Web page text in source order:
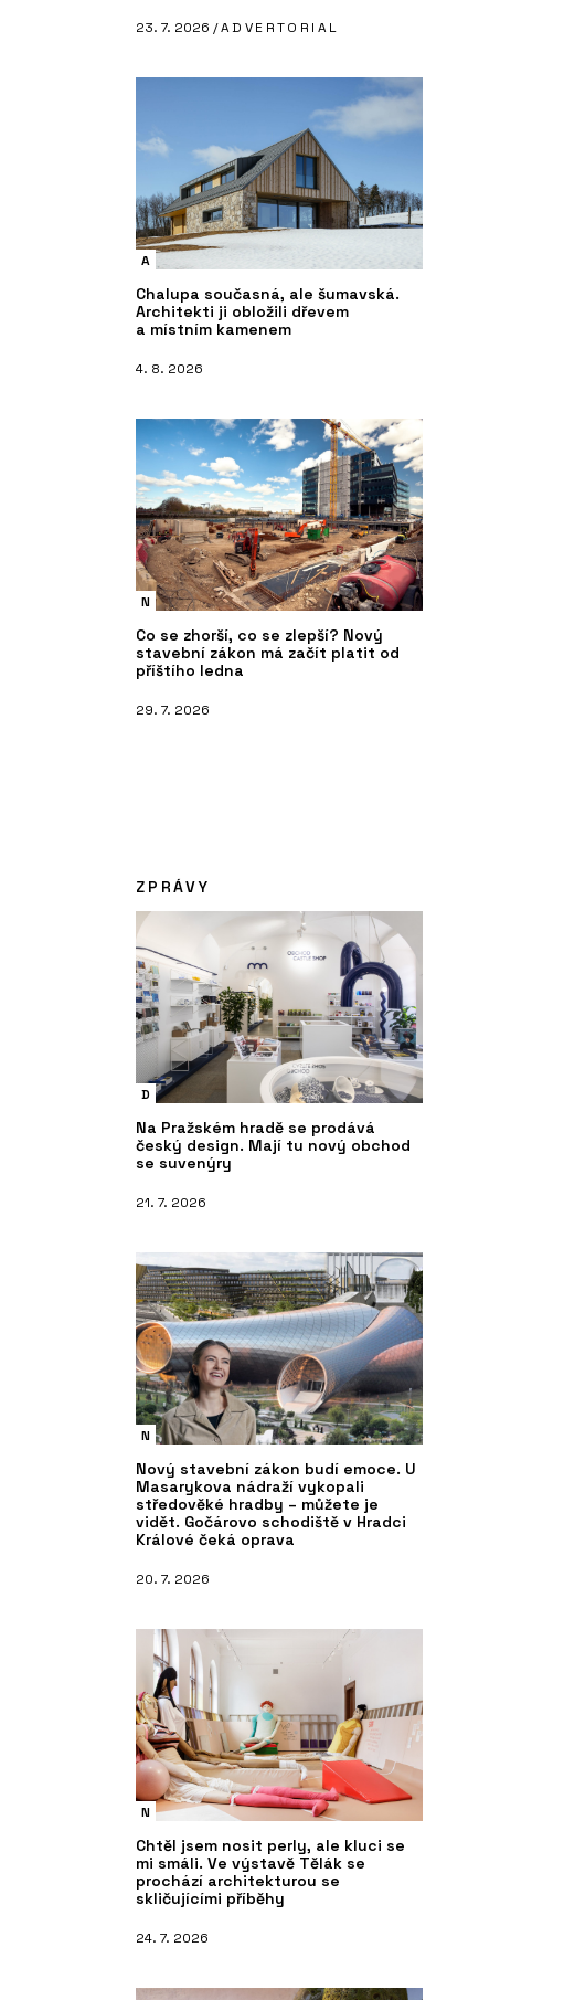
23. 7. 2026 /ADVERTORIAL
A
Chalupa současná, ale šumavská.
Architekti ji obložili dřevem
a místním kamenem
4. 8. 2026
N
Co se zhorší, co se zlepší? Nový
stavební zákon má začít platit od
příštího ledna
29. 7. 2026
ZPRÁVY
D
Na Pražském hradě se prodává
český design. Mají tu nový obchod
se suvenýry
21. 7. 2026
N
Nový stavební zákon budí emoce. U
Masarykova nádraží vykopali
středověké hradby – můžete je
vidět. Gočárovo schodiště v Hradci
Králové čeká oprava
20. 7. 2026
N
Chtěl jsem nosit perly, ale kluci se
mi smáli. Ve výstavě Tělák se
prochází architekturou se
skličujícími příběhy
24. 7. 2026